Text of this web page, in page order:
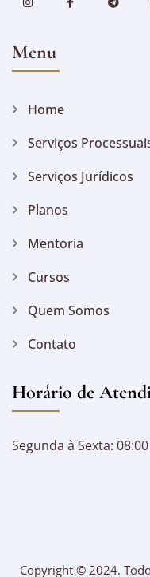
Menu
Home
Serviços
Serviços Jurídicos
Planos
Mentoria
Cursos
Quem Somos
Contato
Horário de
Segunda à Sexta:
Copyright © 2024.